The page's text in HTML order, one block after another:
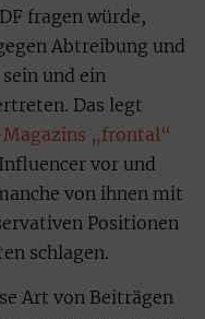
fragen würde,
Abtreibung und
und ein
Das legt
„frontal“
vor und
von ihnen mit
Positionen
schlagen.
Art von Beiträgen